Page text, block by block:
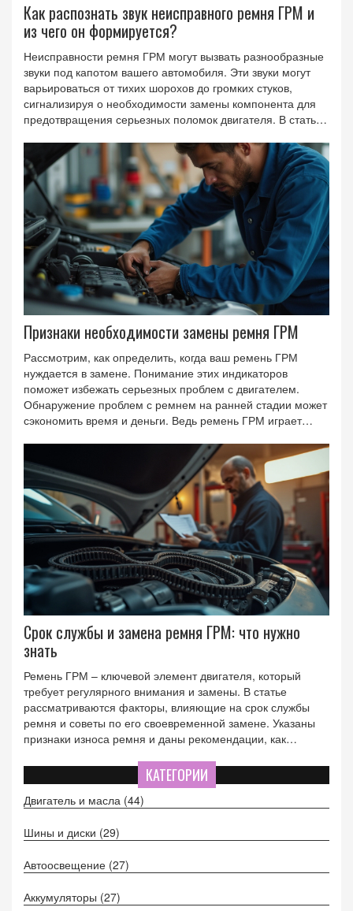
Как распознать звук неисправного ремня ГРМ и
из чего он формируется?
Неисправности ремня ГРМ могут вызвать разнообразные
звуки под капотом вашего автомобиля. Эти звуки могут
варьироваться от тихих шорохов до громких стуков,
сигнализируя о необходимости замены компонента для
предотвращения серьезных поломок двигателя. В статье
неисправного ремня, их причины и последствия
игнорирования. Также даны советы по проверке и
диагностике состояния ремня ГРМ.
Признаки необходимости замены ремня ГРМ
Рассмотрим, как определить, когда ваш ремень ГРМ
нуждается в замене. Понимание этих индикаторов
поможет избежать серьезных проблем с двигателем.
Обнаружение проблем с ремнем на ранней стадии может
сэкономить время и деньги. Ведь ремень ГРМ играет
Срок службы и замена ремня ГРМ: что нужно
знать
Ремень ГРМ – ключевой элемент двигателя, который
требует регулярного внимания и замены. В статье
рассматриваются факторы, влияющие на срок службы
ремня и советы по его своевременной замене. Указаны
признаки износа ремня и даны рекомендации, как
надежной работы двигателя и предотвращение
дорогостоящих поломок.
КАТЕГОРИИ
Двигатель и масла (44)
Шины и диски (29)
Автоосвещение (27)
Аккумуляторы (27)